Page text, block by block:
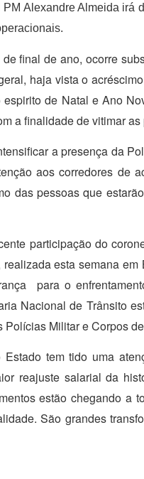
Alexandre Almeida
final de ano, ocorre
haja vista o
de Natal e Ano
a finalidade de vitimar as
a presença da
aos corredores de
das pessoas que
participação do
esta semana
para o
Nacional de Trânsito
Militar e Corpos
tem tido uma
reajuste salarial da
estão chegando a
São grandes